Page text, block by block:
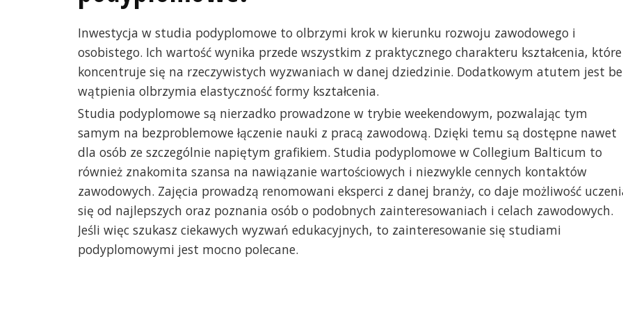
Inwestycja w studia podyplomowe to olbrzymi krok w kierunku rozwoju zawodowego i
osobistego. Ich wartość wynika przede wszystkim z praktycznego charakteru kształcenia, które
koncentruje się na rzeczywistych wyzwaniach w danej dziedzinie. Dodatkowym atutem jest
wątpienia olbrzymia elastyczność formy kształcenia.
Studia podyplomowe są nierzadko prowadzone w trybie weekendowym, pozwalając tym
samym na bezproblemowe łączenie nauki z pracą zawodową. Dzięki temu są dostępne nawet
dla osób ze szczególnie napiętym grafikiem. Studia podyplomowe w Collegium Balticum to
również znakomita szansa na nawiązanie wartościowych i niezwykle cennych kontaktów
zawodowych. Zajęcia prowadzą renomowani eksperci z danej branży, co daje możliwość
się od najlepszych oraz poznania osób o podobnych zainteresowaniach i celach zawodowych.
Jeśli więc szukasz ciekawych wyzwań edukacyjnych, to zainteresowanie się studiami
podyplomowymi jest mocno polecane.